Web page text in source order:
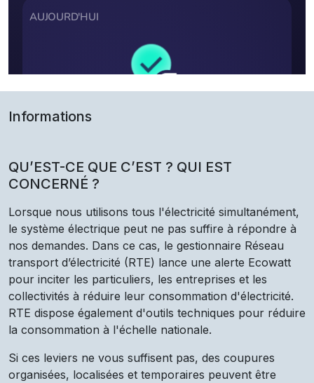
Informations
QU’EST-CE QUE C’EST ? QUI EST
CONCERNÉ ?
Lorsque nous utilisons tous l'électricité simultanément,
le système électrique peut ne pas suffire à répondre à
nos demandes. Dans ce cas, le gestionnaire Réseau
transport d’électricité (RTE) lance une alerte Ecowatt
pour inciter les particuliers, les entreprises et les
collectivités à réduire leur consommation d'électricité.
RTE dispose également d'outils techniques pour réduire
la consommation à l'échelle nationale.
Si ces leviers ne vous suffisent pas, des coupures
organisées, localisées et temporaires peuvent être